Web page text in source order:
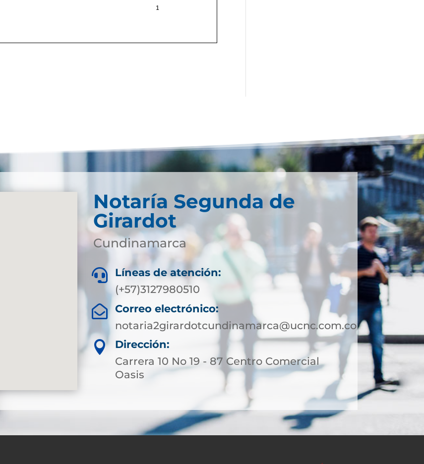
Notaría Segunda de
Girardot
Cundinamarca

Líneas de atención:
(+57)3127980510

Correo electrónico:
notaria2girardotcundinamarca@ucnc.com.co

Dirección:
Carrera 10 No 19 - 87 Centro Comercial
Oasis